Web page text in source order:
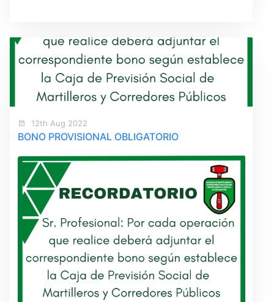
12th Aug 2022
BONO PROVISIONAL OBLIGATORIO